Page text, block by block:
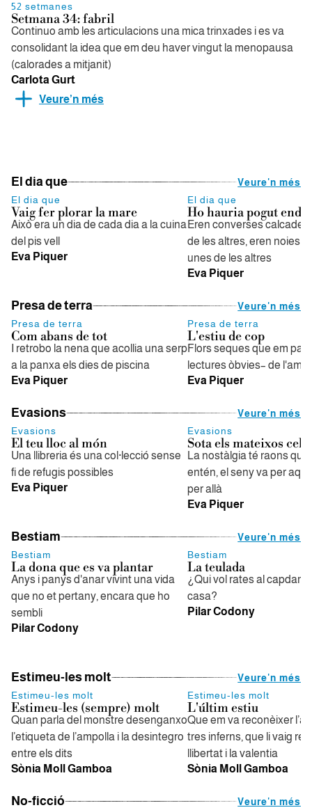
52 setmanes
Setmana 34: fabril
Continuo amb les articulacions una mica trinxades i es va
consolidant la idea que em deu haver vingut la menopausa
(calorades a mitjanit)
Carlota Gurt
Veure’n més
El dia que
Veure'n més
El dia que
Vaig fer plorar la mare
Això era un dia de cada dia a la cuina
del pis vell
Eva Piquer
El dia que
Ho hauria pogut
Eren converses calcades
de les altres, eren noies
unes de les altres
Eva Piquer
Presa de terra
Veure'n més
Presa de terra
Com abans de tot
I retrobo la nena que acollia una serp
a la panxa els dies de piscina
Eva Piquer
Presa de terra
L'estiu de cop
Flors seques que em
lectures òbvies– de
Eva Piquer
Evasions
Veure'n més
Evasions
El teu lloc al món
Una llibreria és una col·lecció sense
fi de refugis possibles
Eva Piquer
Evasions
Sota els mateixos cels
La nostàlgia té raons que
entén, el seny va per aquí
per allà
Eva Piquer
Bestiam
Veure'n més
Bestiam
La dona que es va plantar
Anys i panys d'anar vivint una vida
que no et pertany, encara que ho
sembli
Pilar Codony
Bestiam
La teulada
¿Qui vol rates al
casa?
Pilar Codony
Estimeu-les molt
Veure'n més
Estimeu-les molt
Estimeu-les (sempre) molt
Quan parla del monstre desenganxo
l’etiqueta de l’ampolla i la desintegro
entre els dits
Sònia Moll Gamboa
Estimeu-les molt
L'últim estiu
Que em va reconèixer
tres inferns, que li vaig
llibertat i la valentia
Sònia Moll Gamboa
No-ficció Veure'n més